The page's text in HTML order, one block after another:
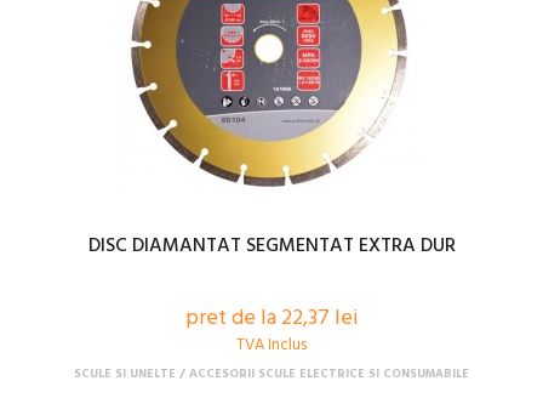
DISC DIAMANTAT SEGMENTAT EXTRA DUR
pret de la 22,37 lei
TVA Inclus
SCULE SI UNELTE ACCESORII SCULE ELECTRICE SI CONSUMABILE